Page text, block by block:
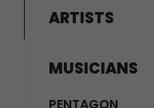
ARTISTS
MUSICIANS
PENTAGON